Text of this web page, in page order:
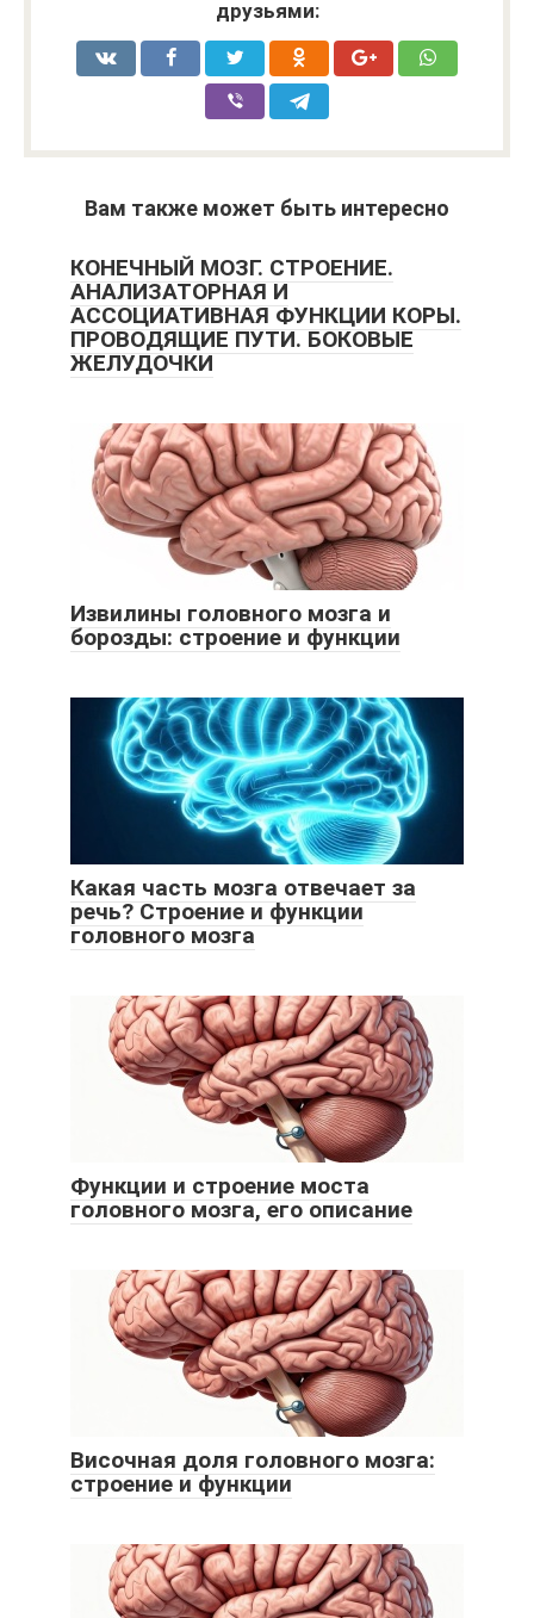
друзьями:
Вам также может быть интересно
КОНЕЧНЫЙ МОЗГ. СТРОЕНИЕ.
АНАЛИЗАТОРНАЯ И
АССОЦИАТИВНАЯ ФУНКЦИИ КОРЫ.
ПРОВОДЯЩИЕ ПУТИ. БОКОВЫЕ
ЖЕЛУДОЧКИ
Извилины головного мозга и
борозды: строение и функции
Какая часть мозга отвечает за
речь? Строение и функции
головного мозга
Функции и строение моста
головного мозга, его описание
Височная доля головного мозга:
строение и функции